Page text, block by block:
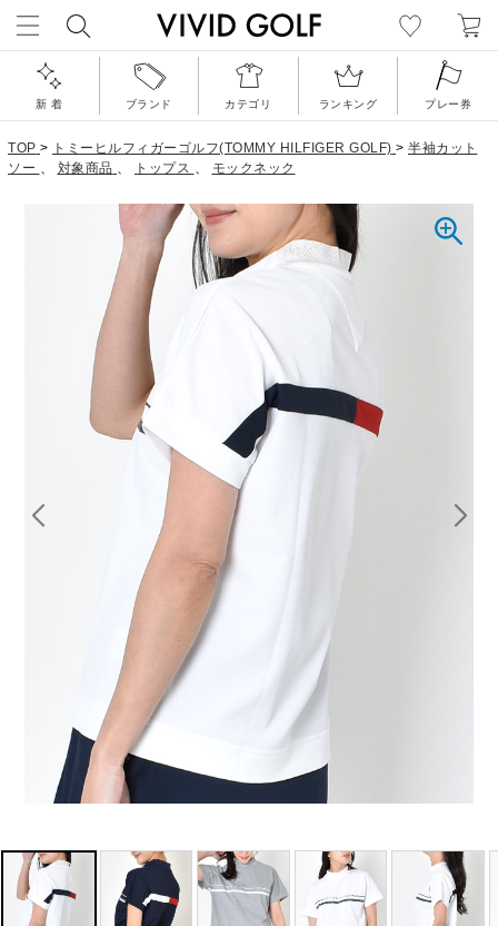
新 着 ブランド カテゴリ ランキング プレー券
TOP > トミーヒルフィガーゴルフ(TOMMY HILFIGER GOLF) > 半袖カット
ソー 、 対象商品 、 トップス 、 モックネック